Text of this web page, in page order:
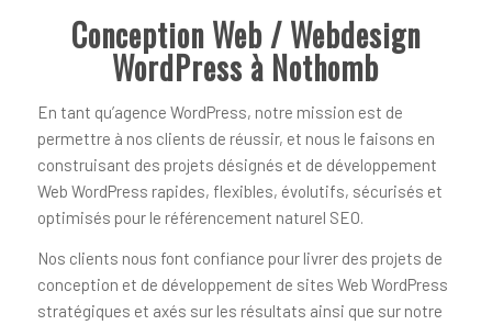
Conception Web / Webdesign
WordPress à Nothomb
En tant qu’agence WordPress, notre mission est de
permettre à nos clients de réussir, et nous le faisons en
construisant des projets désignés et de développement
Web WordPress rapides, flexibles, évolutifs, sécurisés et
optimisés pour le référencement naturel SEO.
Nos clients nous font confiance pour livrer des projets de
conception et de développement de sites Web WordPress
stratégiques et axés sur les résultats ainsi que sur notre